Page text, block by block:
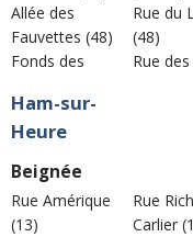
Allée des
Fauvettes (48)
Fonds des
Rue du
(48)
Rue des
Ham-sur-
Heure
Beignée
Rue Amérique
(13)
Rue
Carlier